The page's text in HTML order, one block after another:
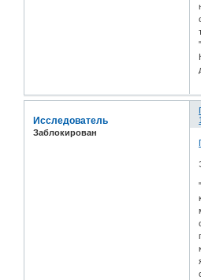
Исследователь
Заблокирован